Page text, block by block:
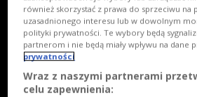
również skorzystać z prawa do sprzeciwu na
uzasadnionego interesu lub w dowolnym
polityki prywatności. Te wybory będą
partnerom i nie będą miały wpływu na dane
prywatności
Wraz z naszymi partnerami
celu zapewnienia: